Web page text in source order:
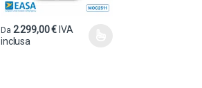
Da 2.299,00€ IVA
inclusa
Questo prodotto ha più varianti. Le opzioni